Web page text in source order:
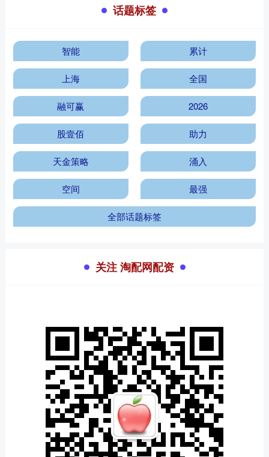
话题标签
智能 累计
上海 全国
融可赢 2026
股壹佰 助力
天金策略 涌入
空间 最强
全部话题标签
关注 淘配网配资